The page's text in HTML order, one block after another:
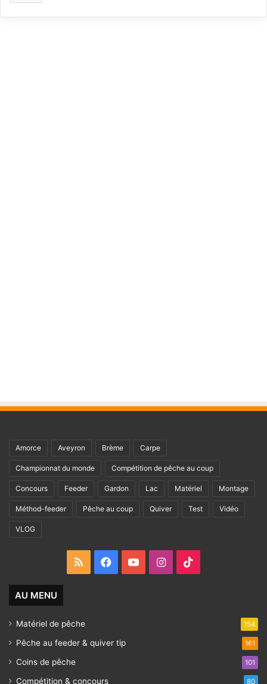
Amorce Aveyron Brème Carpe
Championnat du monde Compétition de pêche au coup
Concours Feeder Gardon Lac Matériel Montage
Méthod-feeder Pêche au coup Quiver Test Vidéo
VLOG
RSS FacebookYouTubeInstagram
AU MENU
Matériel de pêche 154
Pêche au feeder & quiver tip 161
Coins de pêche 101
Compétition & concours 80